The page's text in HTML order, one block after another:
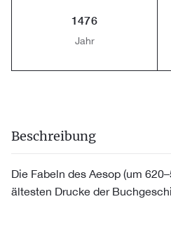
1476
Jahr
Beschreibung
Die Fabeln des Aesop (um
ältesten Drucke der